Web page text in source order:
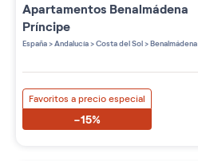
Apartamentos Benalmádena
Príncipe
España>Andalucía>Costa del Sol>Benalmádena
Favoritos a precio especial
-15%